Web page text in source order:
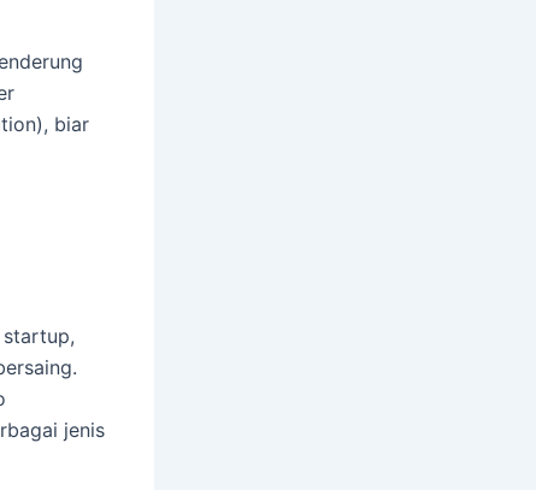
biar
jenis